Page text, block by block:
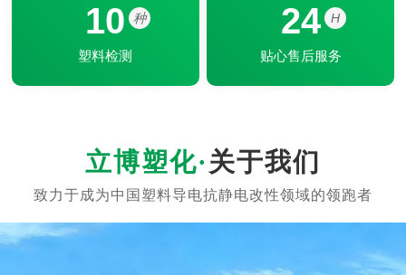
10 种
塑料检测
24 H
贴心售后服务
关于我们